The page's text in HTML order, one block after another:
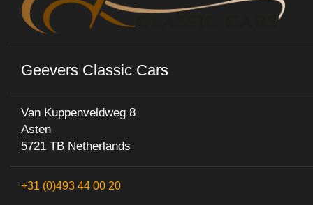
Geevers Classic Cars
Van Kuppenveldweg 8
Asten
5721 TB Netherlands
+31 (0)493 44 00 20